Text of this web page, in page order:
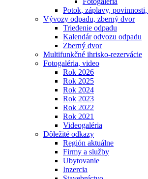
Potok, záplavy,
Vývozy odpadu, zberný dvor
Triedenie odpadu
Kalendár odvozu odpadu
Zberný dvor
Multifunkčné ihrisko-rezervácie
Fotogaléria, video
Rok 2026
Rok 2025
Rok 2024
Rok 2023
Rok 2022
Rok 2021
Videogaléria
Dôležité odkazy
Región aktuálne
Firmy a služby
Ubytovanie
Inzercia